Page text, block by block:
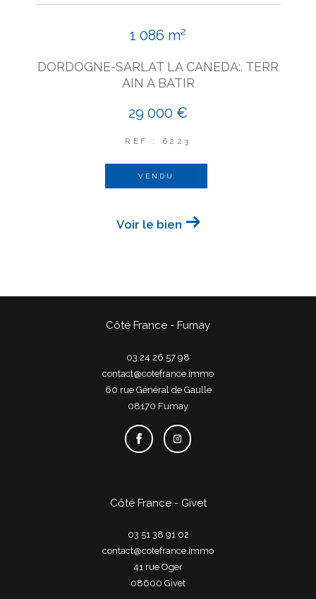
1 086 m²
DORDOGNE-SARLAT LA CANEDA:. TERR
AIN A BATIR
29 000 €
REF : 6223
VENDU
Voir le bien
Côté France - Fumay
03 24 26 57 98
contact@cotefrance.immo
60 rue Général de Gaulle
08170
fumay
Côté France - Givet
03 51 38 91 02
contact@cotefrance.immo
41 rue Oger
08600
givet